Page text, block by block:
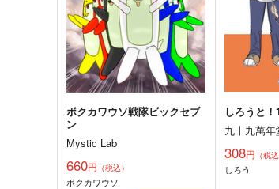
ボクカワウソ戦隊ビックセブ
ン
Mystic Lab
660円 （税込）
ボクカワウソ
しろうと！
九十九萬年
308円 （税込
しろう